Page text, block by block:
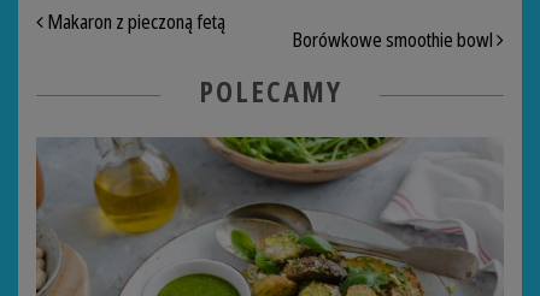
NAWIGACJA PO ARTYKUŁACH
Makaron z pieczoną fetą
Borówkowe smoothie bowl
POLECAMY